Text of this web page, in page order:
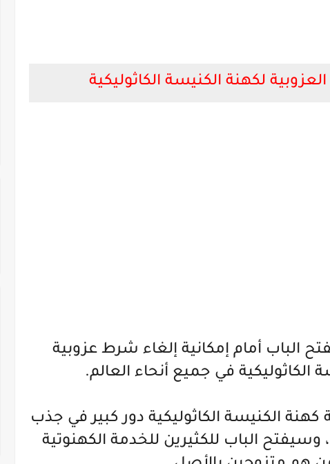
لكهنة الكنيسة الكاثوليكية
الباب أمام إمكانية إلغاء شرط عزوبية
الكاثوليكية في جميع أنحاء العالم.
الكنيسة الكاثوليكية دور كبير في جذب
وسيفتح الباب للكثيرين للخدمة الكهنوتية